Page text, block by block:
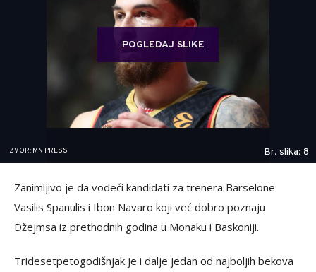
POGLEDAJ SLIKE
IZVOR: MN PRESS Br. slika: 8
Zanimljivo je da vodeći kandidati za trenera Barselone
Vasilis Spanulis i Ibon Navaro koji već dobro poznaju
Džejmsa iz prethodnih godina u Monaku i Baskoniji.
Tridesetpetogodišnjak je i dalje jedan od najboljih bekova